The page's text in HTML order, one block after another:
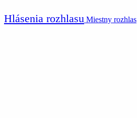
Hlásenia rozhlasu Miestny rozhlas